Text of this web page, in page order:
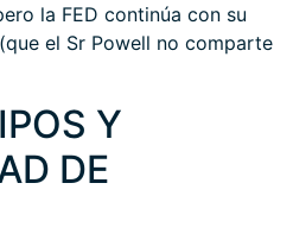
la FED continúa con su
el Sr Powell no comparte
Y
DE